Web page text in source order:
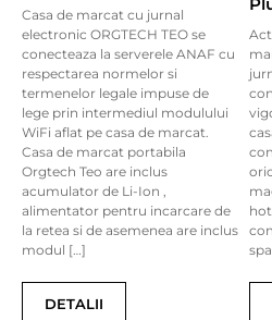
Casa de marcat cu jurnal
electronic ORGTECH TEO se
conecteaza la serverele ANAF cu
respectarea normelor si
termenelor legale impuse de
lege prin intermediul modulului
WiFi aflat pe casa de marcat.
Casa de marcat portabila
Orgtech Teo are inclus
acumulator de Li-Ion ,
alimentator pentru incarcare de
la retea si de asemenea are inclus
modul […]
DETALII